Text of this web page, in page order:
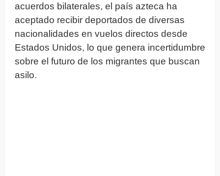
acuerdos bilaterales, el país azteca ha
aceptado recibir deportados de diversas
nacionalidades en vuelos directos desde
Estados Unidos, lo que genera incertidumbre
sobre el futuro de los migrantes que buscan
asilo.